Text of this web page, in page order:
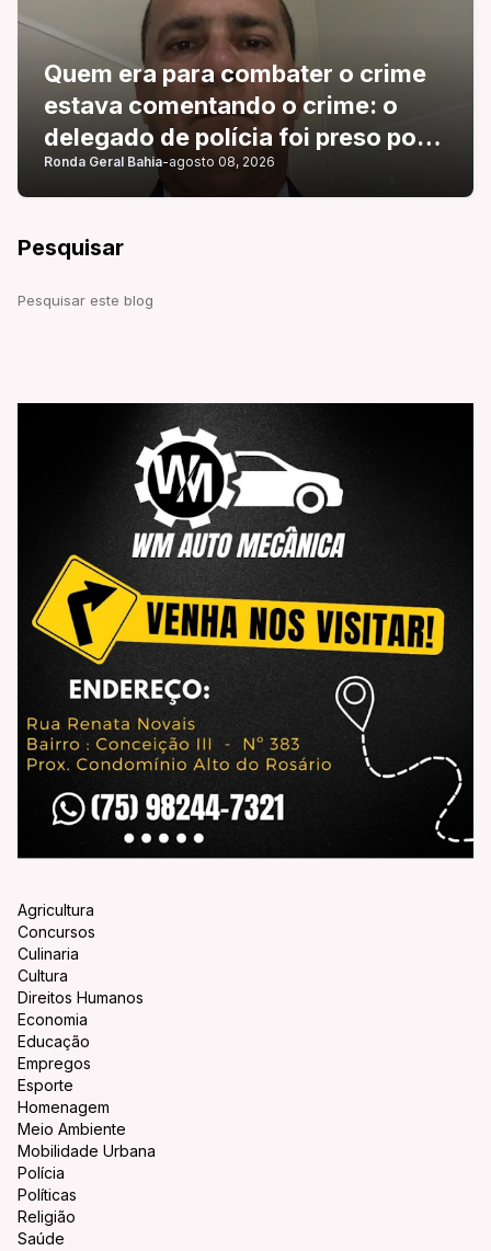
Quem era para combater o crime
estava comentando o crime: o
delegado de polícia foi preso por
usar um veículo com placa
adulterada.
Ronda Geral Bahia-agosto 08, 2026
Pesquisar
Agricultura
Concursos
Culinaria
Cultura
Direitos Humanos
Economia
Educação
Empregos
Esporte
Homenagem
Meio Ambiente
Mobilidade Urbana
Polícia
Políticas
Religião
Saúde